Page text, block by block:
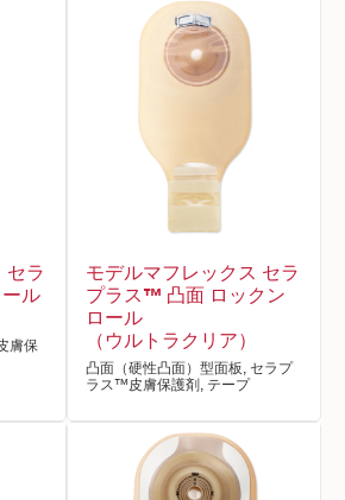
セラ
ル
膚保
モデルマフレックス セラ
プラス™ 凸面 ロックン
ロール
（ウルトラクリア）
凸面（硬性凸面）型面板, セラプ
ラス™皮膚保護剤, テープ